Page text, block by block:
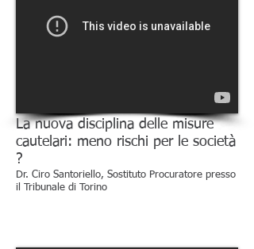
La nuova disciplina delle misure
cautelari: meno rischi per le società
?
Dr. Ciro Santoriello, Sostituto Procuratore presso
il Tribunale di Torino